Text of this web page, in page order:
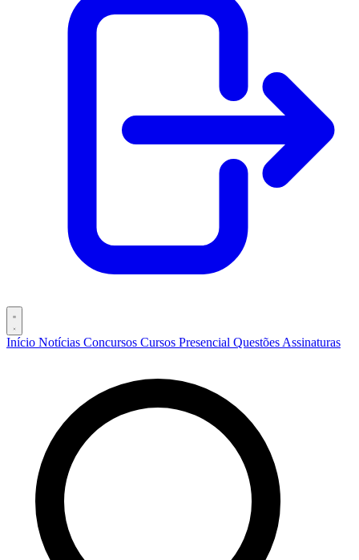
Início Notícias Concursos Cursos Presencial Questões Assinaturas